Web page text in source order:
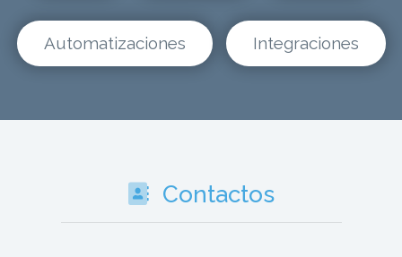
Automatizaciones Integraciones
Contactos